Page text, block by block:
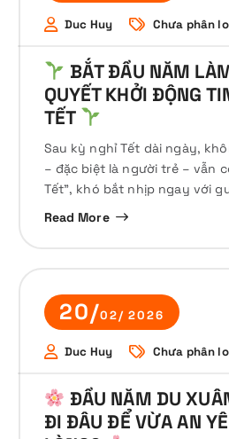
Duc Huy Chưa phân
BẮT ĐẦU NĂM
QUYẾT KHỞI ĐỘNG
TẾT
Sau kỳ nghỉ Tết dài ngày,
– đặc biệt là người trẻ – vẫn
Tết”, khó bắt nhịp ngay với
Read More
20/02/ 2026
Duc Huy Chưa phân
ĐẦU NĂM DU
ĐI ĐÂU ĐỂ VỪA AN